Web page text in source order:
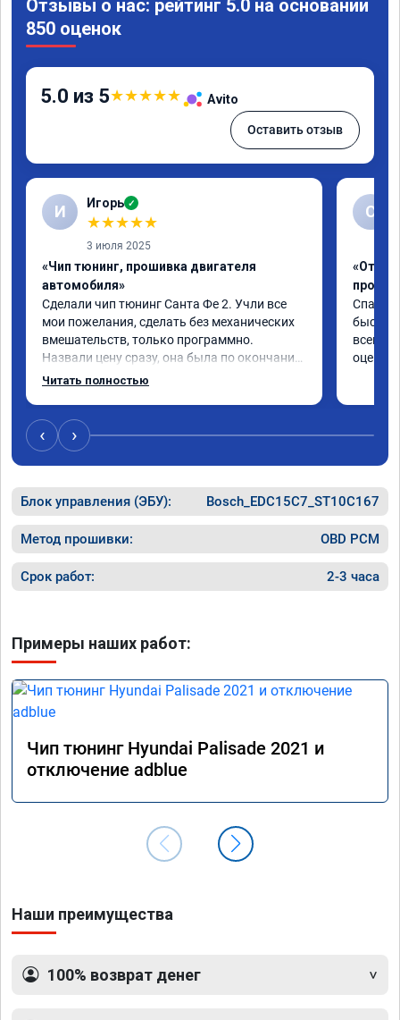
Отзывы о нас: рейтинг 5.0 на основании
850 оценок
5.0 из 5★★★★★ Avito
Оставить отзыв
И Игорь ✓
★★★★★
3 июля 2025
«Чип тюнинг, прошивка двигателя
автомобиля»
Сделали чип тюнинг Санта Фе 2. Учли все
мои пожелания, сделать без механических
вмешательств, только программно.
Назвали цену сразу, она была по окончании
работ без изменений. Александр профи
Спасибо большое и процветания сервису!!!
Читать полностью
С
быстро
всем
оценку
‹ ›
Блок управления (ЭБУ): Bosch_EDC15C7_ST10C167
Метод прошивки: OBD PCM
Срок работ: 2-3 часа
Примеры наших работ:
Чип тюнинг Hyundai Palisade 2021 и
отключение adblue
Наши преимущества
100% возврат денег